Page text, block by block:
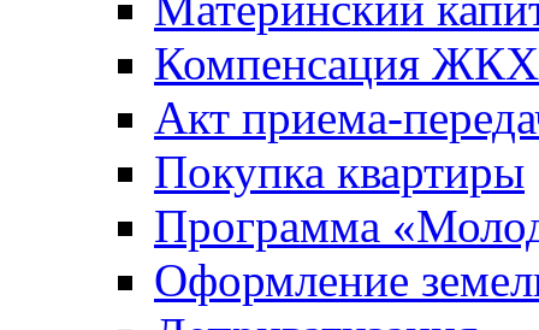
Компенсация ЖКХ
Акт приема-
Покупка квартиры
Программа
Оформление